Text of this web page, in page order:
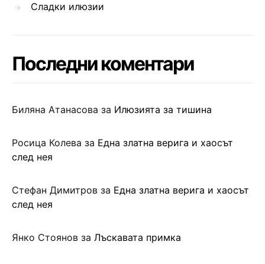
Сладки илюзии
Последни коментари
Биляна Атанасова за Илюзията за тишина
Росица Колева за Една златна верига и хаосът
след нея
Стефан Димитров за Една златна верига и хаосът
след нея
Янко Стоянов за Лъскавата примка